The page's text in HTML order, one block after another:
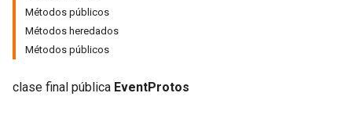
Métodos públicos
Métodos heredados
Métodos públicos
clase final pública EventProtos